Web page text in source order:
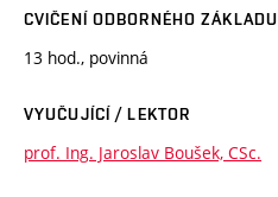
CVIČENÍ ODBORNÉHO ZÁKLADU
13 hod., povinná
VYUČUJÍCÍ / LEKTOR
prof. Ing. Jaroslav Boušek, CSc.